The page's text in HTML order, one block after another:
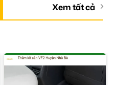
Xem tất cả